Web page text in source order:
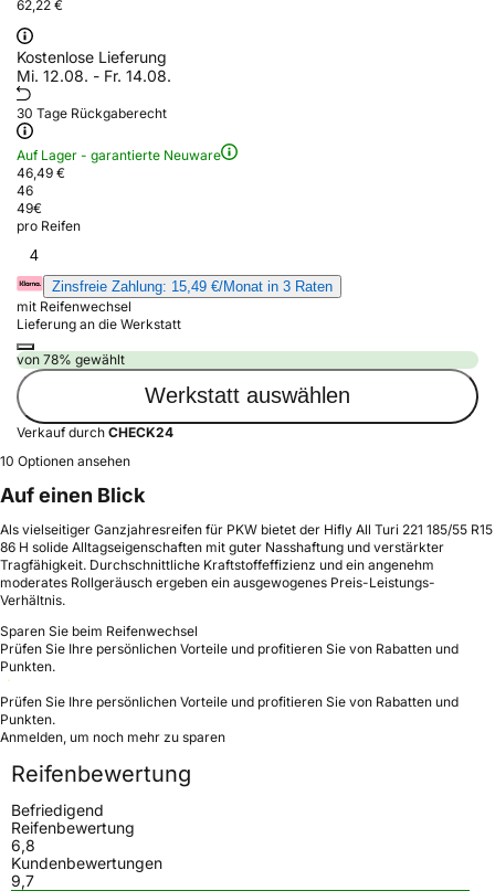
62,22 €
Kostenlose Lieferung
Mi. 12.08. - Fr. 14.08.
30 Tage Rückgaberecht
Auf Lager - garantierte Neuware
46,49 €
46
49€
pro Reifen
4
Zinsfreie Zahlung: 15,49 €/Monat in 3 Raten
mit Reifenwechsel
Lieferung an die Werkstatt
von 78% gewählt
Werkstatt auswählen
Verkauf durch CHECK24
10 Optionen ansehen
Auf einen Blick
Als vielseitiger Ganzjahresreifen für PKW bietet der Hifly All Turi 221 185/55 R15
86 H solide Alltagseigenschaften mit guter Nasshaftung und verstärkter
Tragfähigkeit. Durchschnittliche Kraftstoffeffizienz und ein angenehm
moderates Rollgeräusch ergeben ein ausgewogenes Preis-Leistungs-
Verhältnis.
Sparen Sie beim Reifenwechsel
Prüfen Sie Ihre persönlichen Vorteile und profitieren Sie von Rabatten und
Punkten.
Prüfen Sie Ihre persönlichen Vorteile und profitieren Sie von Rabatten und
Punkten.
Anmelden, um noch mehr zu sparen
Reifenbewertung
Befriedigend
Reifenbewertung
6,8
Kundenbewertungen
9,7